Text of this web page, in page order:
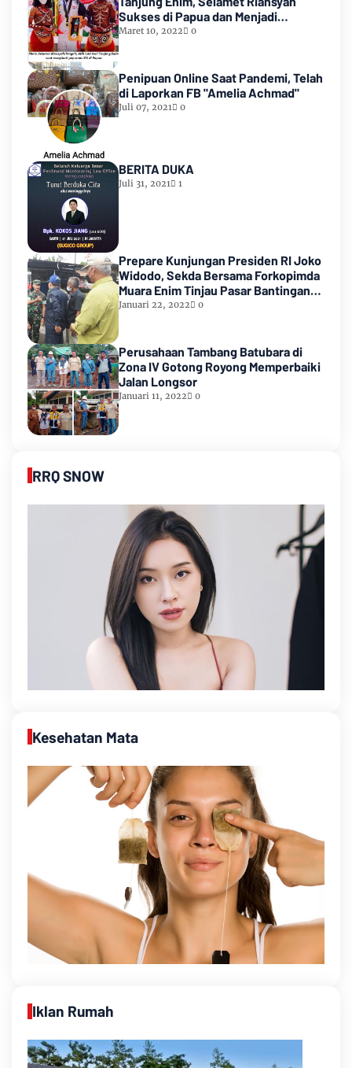
Sukses di Papua dan Menjadi
Miliarder
Maret 10, 2022 0
Penipuan Online Saat Pandemi, Telah
di Laporkan FB "Amelia Achmad"
Juli 07, 2021 0
BERITA DUKA
Juli 31, 2021 1
Prepare Kunjungan Presiden RI Joko
Widodo, Sekda Bersama Forkopimda
Muara Enim Tinjau Pasar Bantingan
Tanjung Enim
Januari 22, 2022 0
Perusahaan Tambang Batubara di
Zona IV Gotong Royong Memperbaiki
Jalan Longsor
Januari 11, 2022 0
RRQ SNOW
Kesehatan Mata
Iklan Rumah